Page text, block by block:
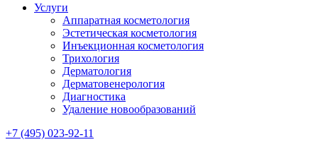
Услуги
Аппаратная косметология
Эстетическая косметология
Инъекционная косметология
Трихология
Дермато­логия
Дерматовенерология
Диагностика
Удаление новообразований
+7 (495) 023-92-11